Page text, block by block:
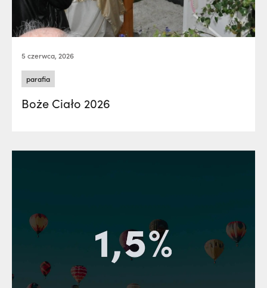
5 czerwca, 2026
parafia
Boże Ciało 2026